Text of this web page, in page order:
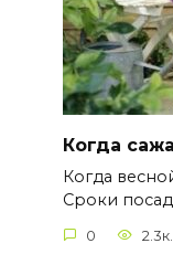
Когда
Когда
Сроки
0 2.3к.